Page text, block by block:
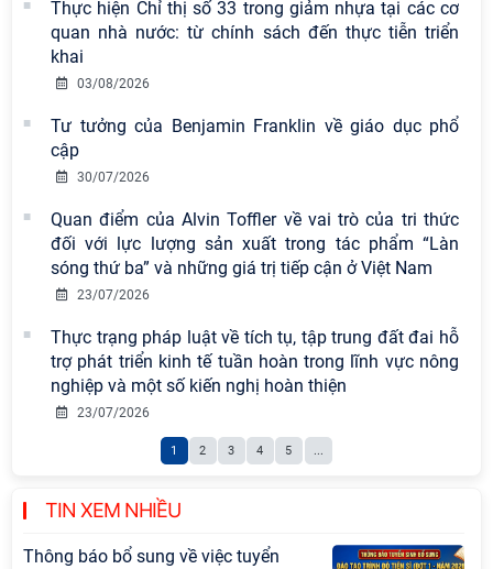
Thực hiện Chỉ thị số 33 trong giảm nhựa tại các cơ
quan nhà nước: từ chính sách đến thực tiễn triển
khai
03/08/2026
Tư tưởng của Benjamin Franklin về giáo dục phổ
cập
30/07/2026
Quan điểm của Alvin Toffler về vai trò của tri thức
đối với lực lượng sản xuất trong tác phẩm “Làn
sóng thứ ba” và những giá trị tiếp cận ở Việt Nam
23/07/2026
Thực trạng pháp luật về tích tụ, tập trung đất đai hỗ
trợ phát triển kinh tế tuần hoàn trong lĩnh vực nông
nghiệp và một số kiến nghị hoàn thiện
23/07/2026
1 2 3 4 5 ...
TIN XEM NHIỀU
Viện Hàn lâm Khoa học xã hội Việt
Nam công bố các quyết định về
công tác cán bộ
Chi bộ Viện Sử học tổ chức Tọa đàm
chuyên đề: Đẩy mạnh học tập, thực
hành tư tưởng, đạo đức, phương
giai đoạn phát triển mới
Hội thảo khoa học quốc tế “Không
gian phát triển Việt Nam trong kỷ
và lựa chọn chính sách” sẽ diễn ra
vào thứ ba, ngày 28/7/2026
Hội nghị Lãnh đạo Viện Hàn lâm
Khoa học xã hội Việt Nam làm việc
với Ban Chủ nhiệm các Chương trình
cấp Bộ
Thông báo bổ sung về việc tuyển